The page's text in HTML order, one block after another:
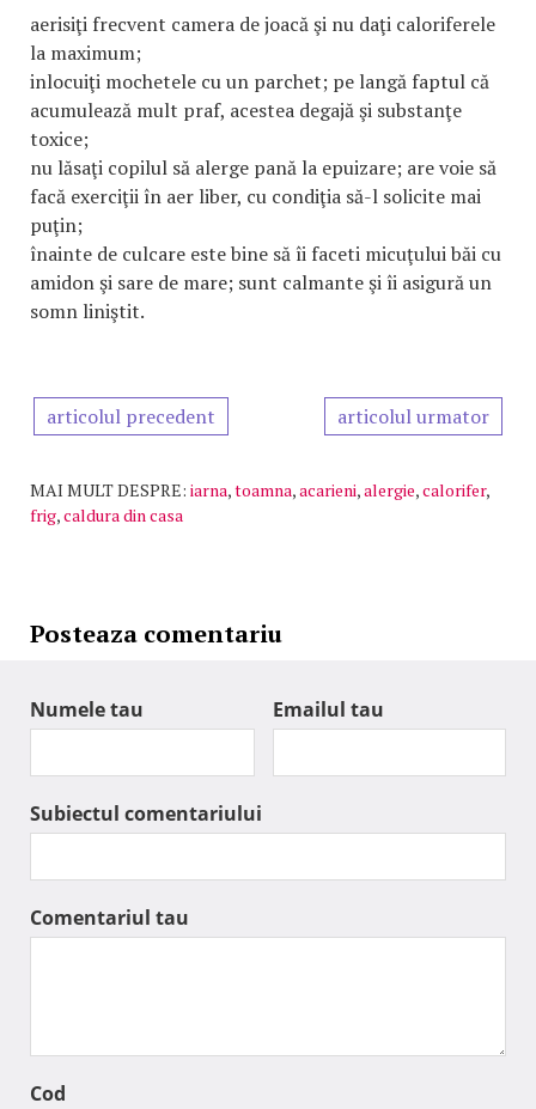
aerisiţi frecvent camera de joacă şi nu daţi caloriferele
la maximum;
inlocuiţi mochetele cu un parchet; pe langă faptul că
acumulează mult praf, acestea degajă şi substanţe
toxice;
nu lăsaţi copilul să alerge pană la epuizare; are voie să
facă exerciţii în aer liber, cu condiţia să-l solicite mai
puţin;
înainte de culcare este bine să îi faceti micuţului băi cu
amidon şi sare de mare; sunt calmante şi îi asigură un
somn liniştit.
articolul precedent articolul urmator
MAI MULT DESPRE: iarna,toamna,acarieni,alergie,calorifer,
frig,caldura din casa
Posteaza comentariu
Numele tau Emailul tau
Subiectul comentariului
Comentariul tau
Cod